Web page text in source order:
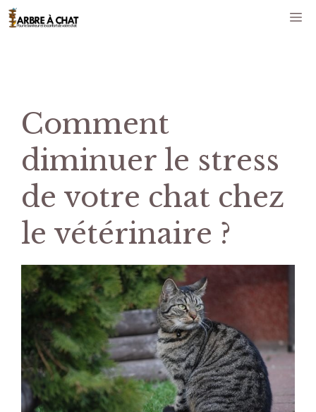
Aller
au
Comment
diminuer le stress
de votre chat chez
le vétérinaire ?